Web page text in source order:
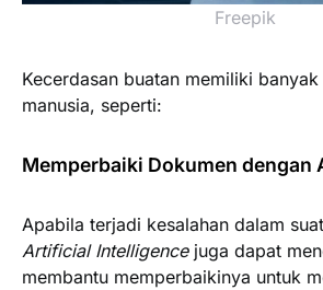
Freepik
Kecerdasan buatan memiliki
manusia, seperti:
Memperbaiki Dokumen dengan
Apabila terjadi kesalahan dalam
Artificial Intelligencejuga dapat
membantu memperbaikinya untuk